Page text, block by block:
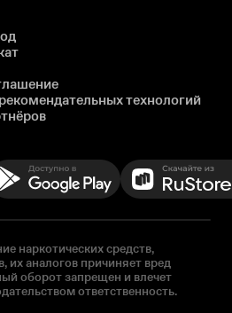
технологий
наркотических средств,
их аналогов причиняет вред
оборот запрещен и влечет
ответственность.